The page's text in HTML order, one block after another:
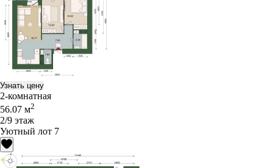
Узнать цену
2-комнатная
56.07 м2
2/9 этаж
Уютный лот 7